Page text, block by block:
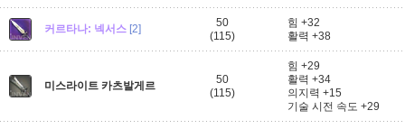
커르타나: 넥서스 [2]
50
(115)
힘 +32
활력 +38
미스라이트 카츠발게르
50
(115)
힘 +29
활력 +34
의지력 +15
기술 시전 속도 +29